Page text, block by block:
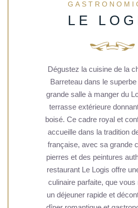
LE
Dégustez la cuisine de la
Barreteau dans le
grande salle à manger du
terrasse extérieure
boisé. Ce cadre royal et
accueille dans la tradition
française, avec sa grande
pierres et des peintures
restaurant Le Logis offre
culinaire parfaite, que
un déjeuner rapide et